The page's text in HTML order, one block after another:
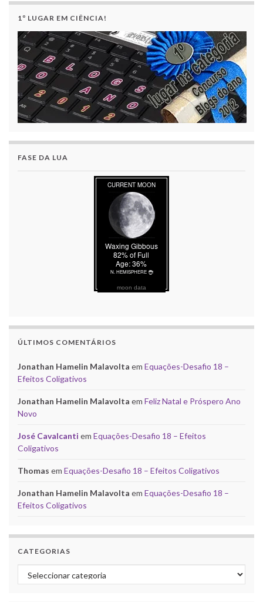
1º LUGAR EM CIÊNCIA!
FASE DA LUA
moon data
ÚLTIMOS COMENTÁRIOS
Jonathan Hamelin Malavolta em Equações-Desafio 18 –
Efeitos Coligativos
Jonathan Hamelin Malavolta em Feliz Natal e Próspero Ano
Novo
José Cavalcanti em Equações-Desafio 18 – Efeitos
Coligativos
Thomas em Equações-Desafio 18 – Efeitos Coligativos
Jonathan Hamelin Malavolta em Equações-Desafio 18 –
Efeitos Coligativos
CATEGORIAS
Categorias